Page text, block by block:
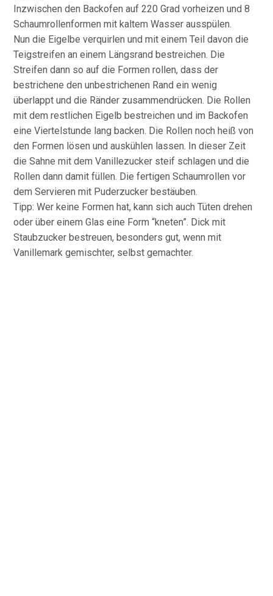
Inzwischen den Backofen auf 220 Grad vorheizen und 8
Schaumrollenformen mit kaltem Wasser ausspülen.
Nun die Eigelbe verquirlen und mit einem Teil davon die
Teigstreifen an einem Längsrand bestreichen. Die
Streifen dann so auf die Formen rollen, dass der
bestrichene den unbestrichenen Rand ein wenig
überlappt und die Ränder zusammendrücken. Die Rollen
mit dem restlichen Eigelb bestreichen und im Backofen
eine Viertelstunde lang backen. Die Rollen noch heiß von
den Formen lösen und auskühlen lassen. In dieser Zeit
die Sahne mit dem Vanillezucker steif schlagen und die
Rollen dann damit füllen. Die fertigen Schaumrollen vor
dem Servieren mit Puderzucker bestäuben.
Tipp: Wer keine Formen hat, kann sich auch Tüten drehen
oder über einem Glas eine Form “kneten”. Dick mit
Staubzucker bestreuen, besonders gut, wenn mit
Vanillemark gemischter, selbst gemachter.